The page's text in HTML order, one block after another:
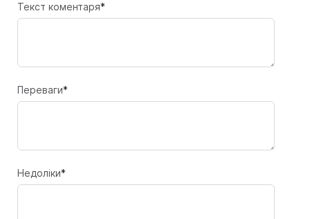
Текст коментаря*
Переваги*
Недоліки*